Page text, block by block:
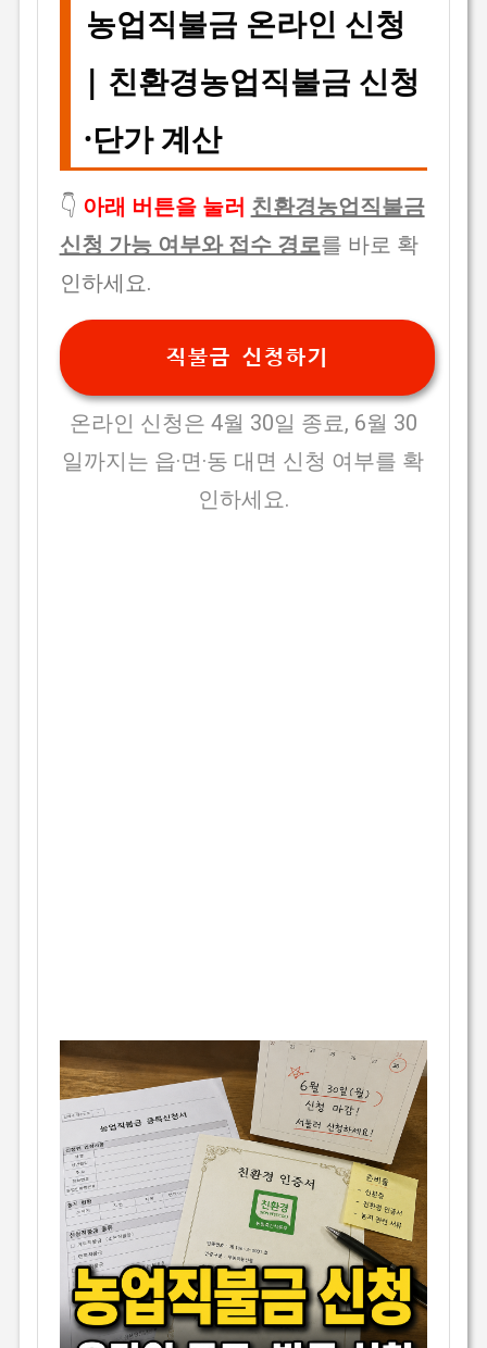
농업직불금 온라인 신청
| 친환경농업직불금 신청
·단가 계산
👇 아래 버튼을 눌러 친환경농업직불금
신청 가능 여부와 접수 경로를 바로 확
인하세요.
직불금 신청하기
온라인 신청은 4월 30일 종료, 6월 30
일까지는 읍·면·동 대면 신청 여부를 확
인하세요.